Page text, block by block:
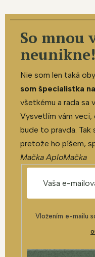
So mnou
neunikne!
Nie som len taká
som špecialistka
všetkému a rada sa
Vysvetlím vám veci,
bude to pravda. Tak
pretože ho píšem,
Mačka AploMačka
Vložením e-mailu